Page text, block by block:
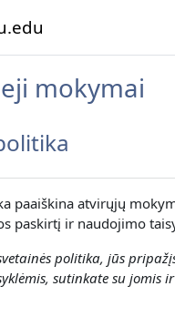
mokymai
paaiškina atvirųjų
paskirtį ir naudojimo
politika, jūs
sutinkate su jomis